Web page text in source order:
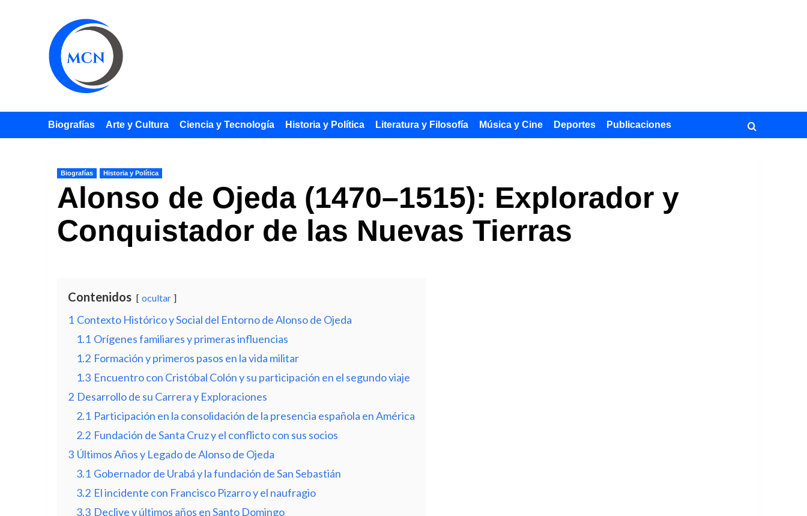
Biografías Arte y Cultura Ciencia y Tecnología Historia y Política Literatura y Filosofía Música y Cine Deportes Publicaciones
Biografías Historia y Política
Alonso de Ojeda (1470–1515): Explorador y
Conquistador de las Nuevas Tierras
Contenidos ocultar
1 Contexto Histórico y Social del Entorno de Alonso de Ojeda
1.1 Orígenes familiares y primeras influencias
1.2 Formación y primeros pasos en la vida militar
1.3 Encuentro con Cristóbal Colón y su participación en el segundo viaje
2 Desarrollo de su Carrera y Exploraciones
2.1 Participación en la consolidación de la presencia española en América
2.2 Fundación de Santa Cruz y el conflicto con sus socios
3 Últimos Años y Legado de Alonso de Ojeda
3.1 Gobernador de Urabá y la fundación de San Sebastián
3.2 El incidente con Francisco Pizarro y el naufragio
3.3 Declive y últimos años en Santo Domingo